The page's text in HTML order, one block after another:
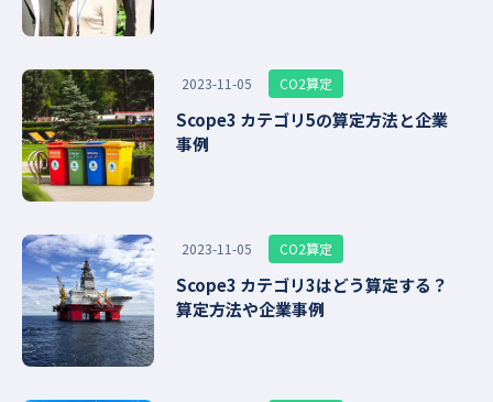
2023-11-05 CO2算定
Scope3 カテゴリ5の算定方法と企業
事例
2023-11-05 CO2算定
Scope3 カテゴリ3はどう算定する？
算定方法や企業事例